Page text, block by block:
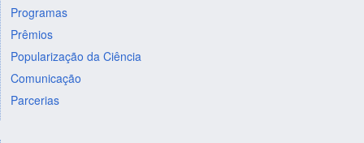
Programas
Prêmios
Popularização da Ciência
Comunicação
Parcerias